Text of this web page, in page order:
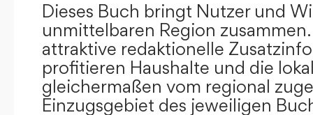
Dieses Buch bringt Nutzer und
unmittelbaren Region
attraktive redaktionelle
profitieren Haushalte und die
gleichermaßen vom regional
Einzugsgebiet des jeweiligen